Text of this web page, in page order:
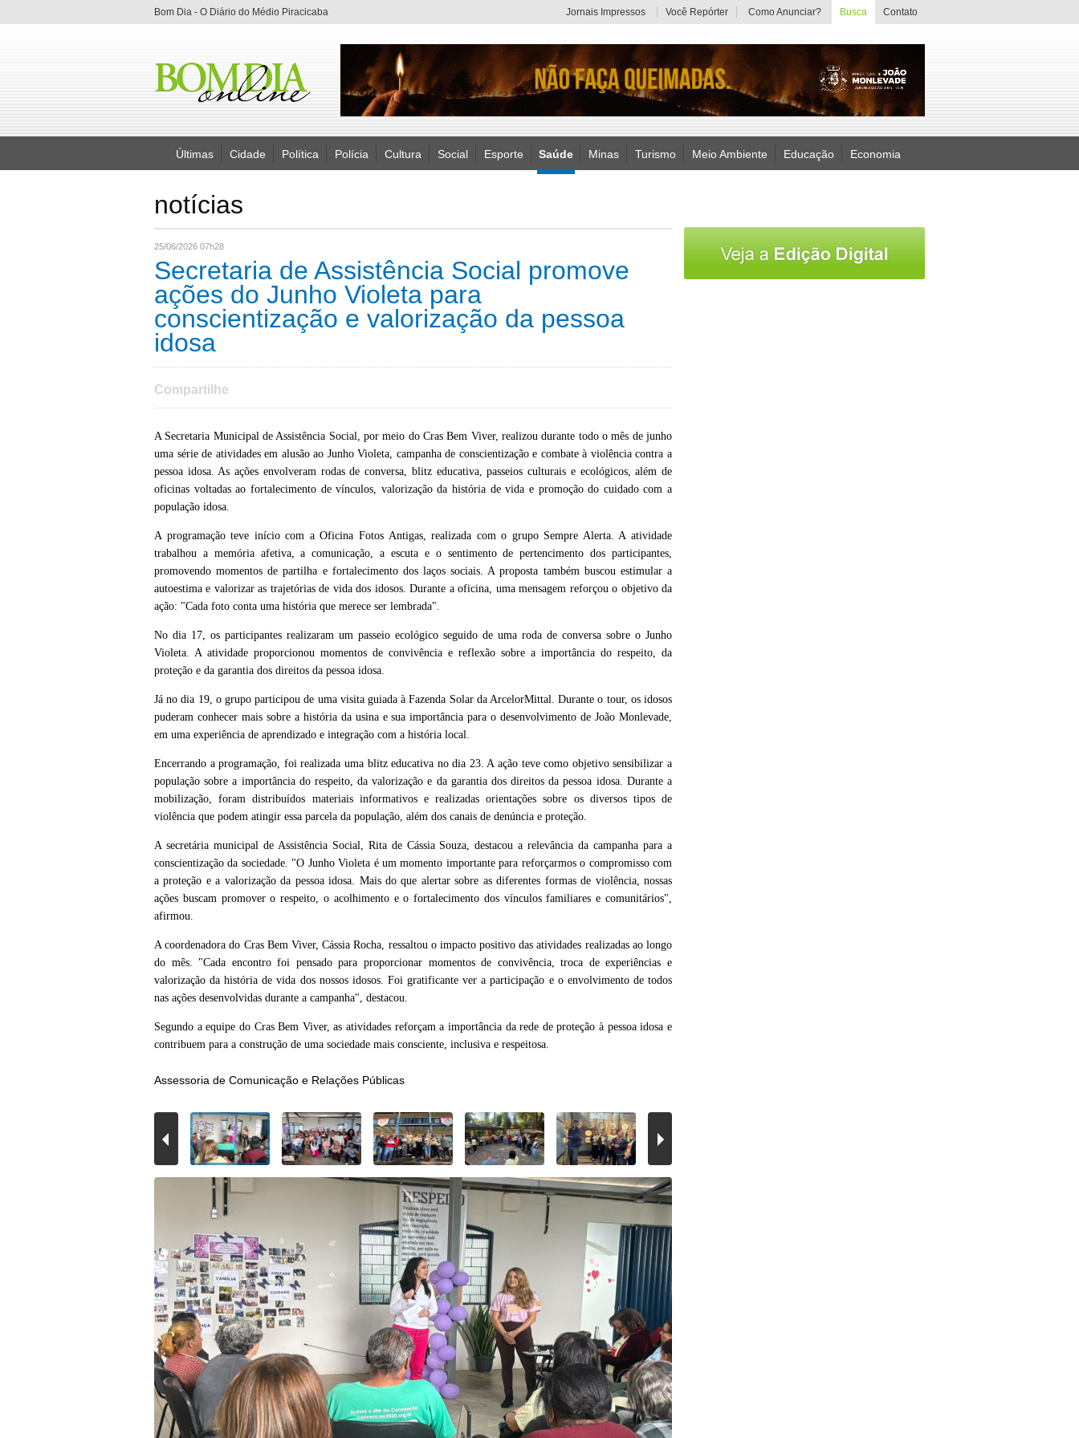
Bom Dia - O Diário do Médio Piracicaba Jornais Impressos Você Repórter Como Anunciar? Busca Contato
Últimas Cidade Política Polícia Cultura Social Esporte Saúde Minas Turismo Meio Ambiente Educação Economia
notícias
25/06/2026 07h28
Secretaria de Assistência Social promove
ações do Junho Violeta para
conscientização e valorização da pessoa
idosa
Compartilhe
A Secretaria Municipal de Assistência Social, por meio do Cras Bem Viver, realizou durante todo o mês de junho
uma série de atividades em alusão ao Junho Violeta, campanha de conscientização e combate à violência contra a
pessoa idosa. As ações envolveram rodas de conversa, blitz educativa, passeios culturais e ecológicos, além de
oficinas voltadas ao fortalecimento de vínculos, valorização da história de vida e promoção do cuidado com a
população idosa.
A programação teve início com a Oficina Fotos Antigas, realizada com o grupo Sempre Alerta. A atividade
trabalhou a memória afetiva, a comunicação, a escuta e o sentimento de pertencimento dos participantes,
promovendo momentos de partilha e fortalecimento dos laços sociais. A proposta também buscou estimular a
autoestima e valorizar as trajetórias de vida dos idosos. Durante a oficina, uma mensagem reforçou o objetivo da
ação: "Cada foto conta uma história que merece ser lembrada".
No dia 17, os participantes realizaram um passeio ecológico seguido de uma roda de conversa sobre o Junho
Violeta. A atividade proporcionou momentos de convivência e reflexão sobre a importância do respeito, da
proteção e da garantia dos direitos da pessoa idosa.
Já no dia 19, o grupo participou de uma visita guiada à Fazenda Solar da ArcelorMittal. Durante o tour, os idosos
puderam conhecer mais sobre a história da usina e sua importância para o desenvolvimento de João Monlevade,
em uma experiência de aprendizado e integração com a história local.
Encerrando a programação, foi realizada uma blitz educativa no dia 23. A ação teve como objetivo sensibilizar a
população sobre a importância do respeito, da valorização e da garantia dos direitos da pessoa idosa. Durante a
mobilização, foram distribuídos materiais informativos e realizadas orientações sobre os diversos tipos de
violência que podem atingir essa parcela da população, além dos canais de denúncia e proteção.
A secretária municipal de Assistência Social, Rita de Cássia Souza, destacou a relevância da campanha para a
conscientização da sociedade. "O Junho Violeta é um momento importante para reforçarmos o compromisso com
a proteção e a valorização da pessoa idosa. Mais do que alertar sobre as diferentes formas de violência, nossas
ações buscam promover o respeito, o acolhimento e o fortalecimento dos vínculos familiares e comunitários",
afirmou.
A coordenadora do Cras Bem Viver, Cássia Rocha, ressaltou o impacto positivo das atividades realizadas ao longo
do mês. "Cada encontro foi pensado para proporcionar momentos de convivência, troca de experiências e
valorização da história de vida dos nossos idosos. Foi gratificante ver a participação e o envolvimento de todos
nas ações desenvolvidas durante a campanha", destacou.
Segundo a equipe do Cras Bem Viver, as atividades reforçam a importância da rede de proteção à pessoa idosa e
contribuem para a construção de uma sociedade mais consciente, inclusiva e respeitosa.
Assessoria de Comunicação e Relações Públicas